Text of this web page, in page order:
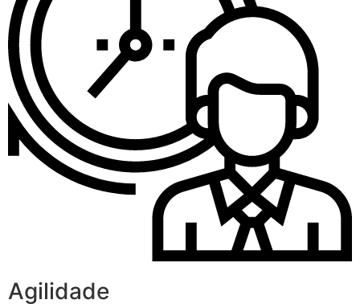
Agilidade